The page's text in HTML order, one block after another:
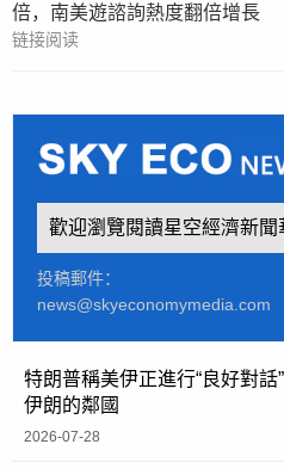
倍，南美遊諮詢熱度翻倍增長
链接阅读
歡迎瀏覽閱讀星空經濟新聞
投稿郵件：
news@skyeconomymedia.com
特朗普稱美伊正進行“良好對
伊朗的鄰國
2026-07-28